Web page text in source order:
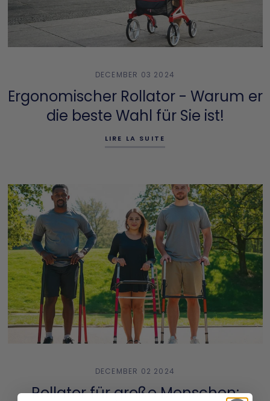
DECEMBER 03 2024
Ergonomischer Rollator - Warum er
die beste Wahl für Sie ist!
LIRE LA SUITE
DECEMBER 02 2024
Rollator für große Menschen: